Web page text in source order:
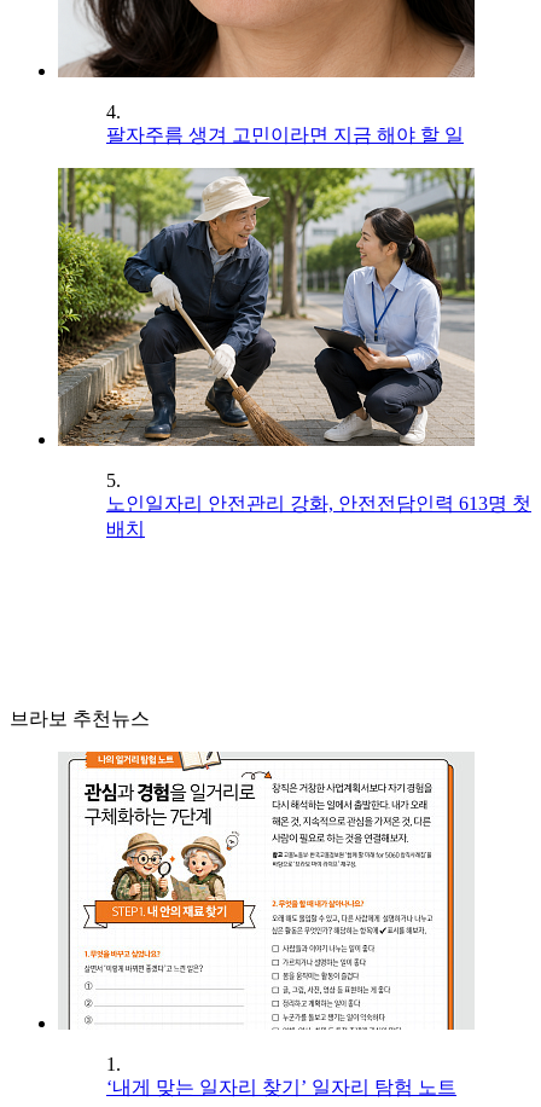
4.
팔자주름 생겨 고민이라면 지금 해야 할 일
5.
노인일자리 안전관리 강화, 안전전담인력 613명 첫
배치
브라보 추천뉴스
1.
‘내게 맞는 일자리 찾기’ 일자리 탐험 노트